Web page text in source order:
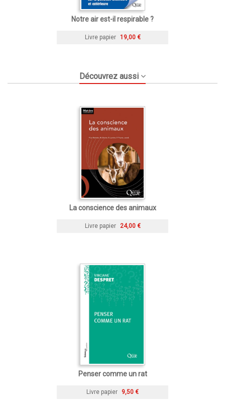
Notre air est-il respirable ?
Livre papier 19,00 €
Découvrez aussi
La conscience des animaux
Livre papier 24,00 €
Penser comme un rat
Livre papier 9,50 €